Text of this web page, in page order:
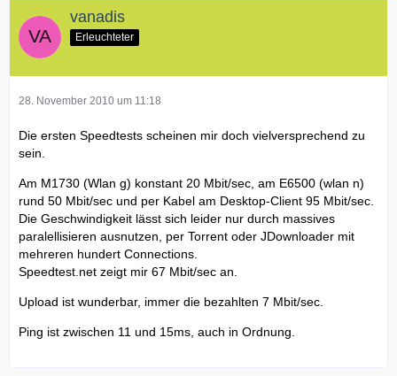
vanadis
Erleuchteter
28. November 2010 um 11:18
Die ersten Speedtests scheinen mir doch vielversprechend zu
sein.
Am M1730 (Wlan g) konstant 20 Mbit/sec, am E6500 (wlan n)
rund 50 Mbit/sec und per Kabel am Desktop-Client 95 Mbit/sec.
Die Geschwindigkeit lässt sich leider nur durch massives
paralellisieren ausnutzen, per Torrent oder JDownloader mit
mehreren hundert Connections.
Speedtest.net zeigt mir 67 Mbit/sec an.
Upload ist wunderbar, immer die bezahlten 7 Mbit/sec.
Ping ist zwischen 11 und 15ms, auch in Ordnung.